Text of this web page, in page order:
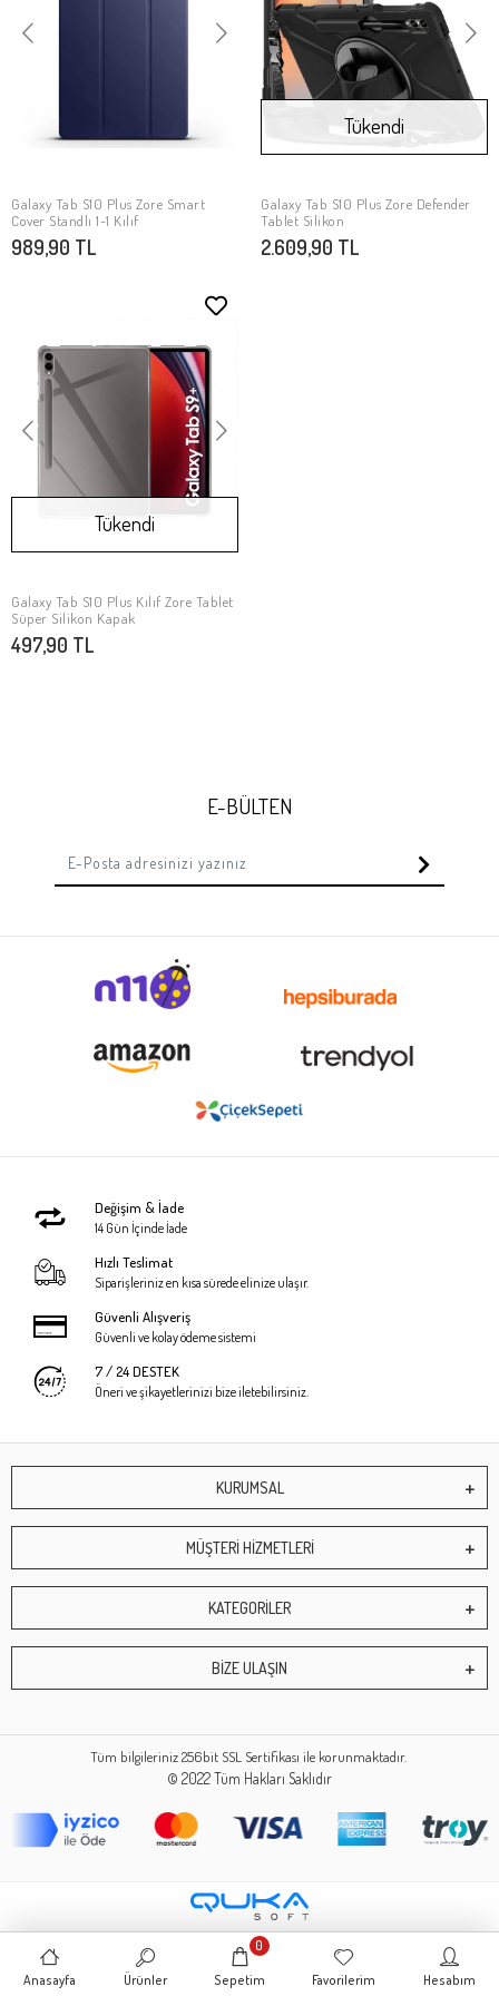
SEPETE EKLE
Galaxy Tab S10 Plus Zore Smart
Cover Standlı 1-1 Kılıf
989,90 TL
Stokta Yok
Tükendi
Galaxy Tab S10 Plus Zore Defender
Tablet Silikon
2.609,90 TL
Stokta Yok
Tükendi
Galaxy Tab S10 Plus Kılıf Zore Tablet
Süper Silikon Kapak
497,90 TL
E-BÜLTEN
Değişim & İade
14 Gün İçinde İade
Hızlı Teslimat
Siparişleriniz en kısa sürede elinize ulaşır.
Güvenli Alışveriş
Güvenli ve kolay ödeme sistemi
7 / 24 DESTEK
Öneri ve şikayetlerinizi bize iletebilirsiniz.
KURUMSAL
MÜŞTERİ HİZMETLERİ
KATEGORİLER
BİZE ULAŞIN
Tüm bilgileriniz 256bit SSL Sertifikası ile korunmaktadır.
© 2022Tüm Hakları Saklıdır
Anasayfa Ürünler Sepetim
0
Favorilerim Hesabım